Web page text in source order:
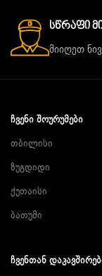
Სწრაფი
მიიღეთ
ᲩᲕᲔᲜᲘ ᲨᲝᲣᲠᲣᲛᲔᲑᲘ
თბილისი
ზუგდიდი
ქუთაისი
ბათუმი
ᲩᲕᲔᲜᲗᲐᲜ